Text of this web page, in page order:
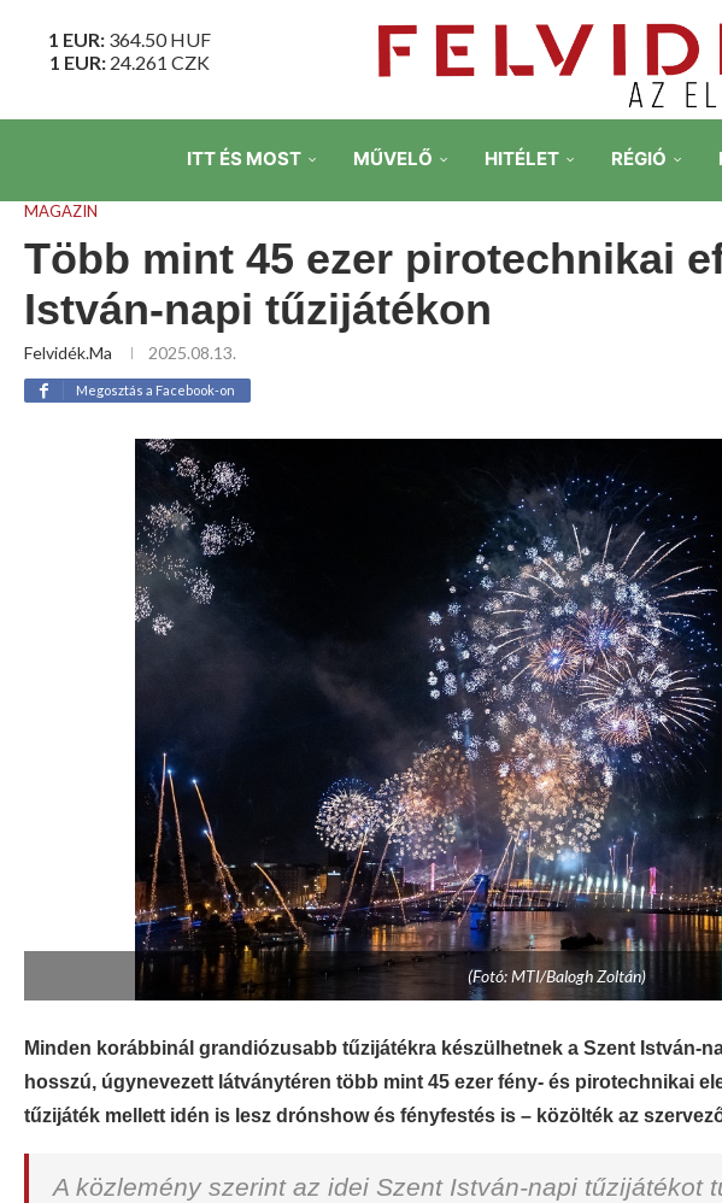
1 EUR: 364.50HUF
1 EUR: 24.261 CZK
ITT ÉS MOST MŰVELŐ HITÉLET RÉGIÓ
MAGAZIN
Több mint 45 ezer pirotechnikai
István-napi tűzijátékon
Felvidék.ma 2025.08.13.
Megosztás a Facebook-on
(Fotó: MTI/Balogh Zoltán)
Minden korábbinál grandiózusabb tűzijátékra készülhetnek a Szent István-
hosszú, úgynevezett látványtéren több mint 45 ezer fény- és pirotechnikai
tűzijáték mellett idén is lesz drónshow és fényfestés is – közölték az
A közlemény szerint az idei Szent István-napi tűzijátékot